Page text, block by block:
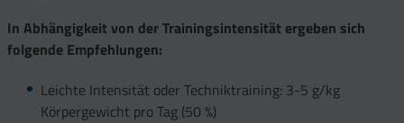
In Abhängigkeit von der Trainingsintensität ergeben sich
folgende Empfehlungen:
Leichte Intensität oder Techniktraining: 3-5 g/kg
Körpergewicht pro Tag (50 %)